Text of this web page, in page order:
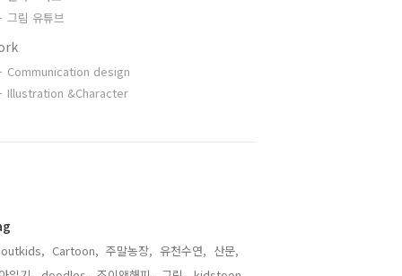
그림 유튜브
Communication design
Illustration &Character
Cartoon, 주말농장, 유천수연, 산문,